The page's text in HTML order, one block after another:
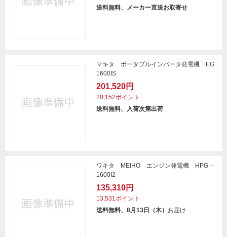
送料無料、メーカー直送お取寄せ
マキタ ポータブルインバータ発電機 EG
1600IS
201,520円
20,152ポイント
送料無料、入荷次第出荷
ワキタ MEIHO エンジン発電機 HPG－
1600I2
135,310円
13,531ポイント
送料無料、8月13日（木） お届け